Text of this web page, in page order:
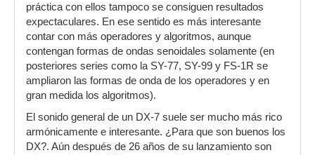
práctica con ellos tampoco se consiguen resultados
expectaculares. En ese sentido es más interesante
contar con más operadores y algoritmos, aunque
contengan formas de ondas senoidales solamente (en
posteriores series como la SY-77, SY-99 y FS-1R se
ampliaron las formas de onda de los operadores y en
gran medida los algoritmos).
El sonido general de un DX-7 suele ser mucho más rico
armónicamente e interesante. ¿Para que son buenos los
DX?. Aún después de 26 años de su lanzamiento son